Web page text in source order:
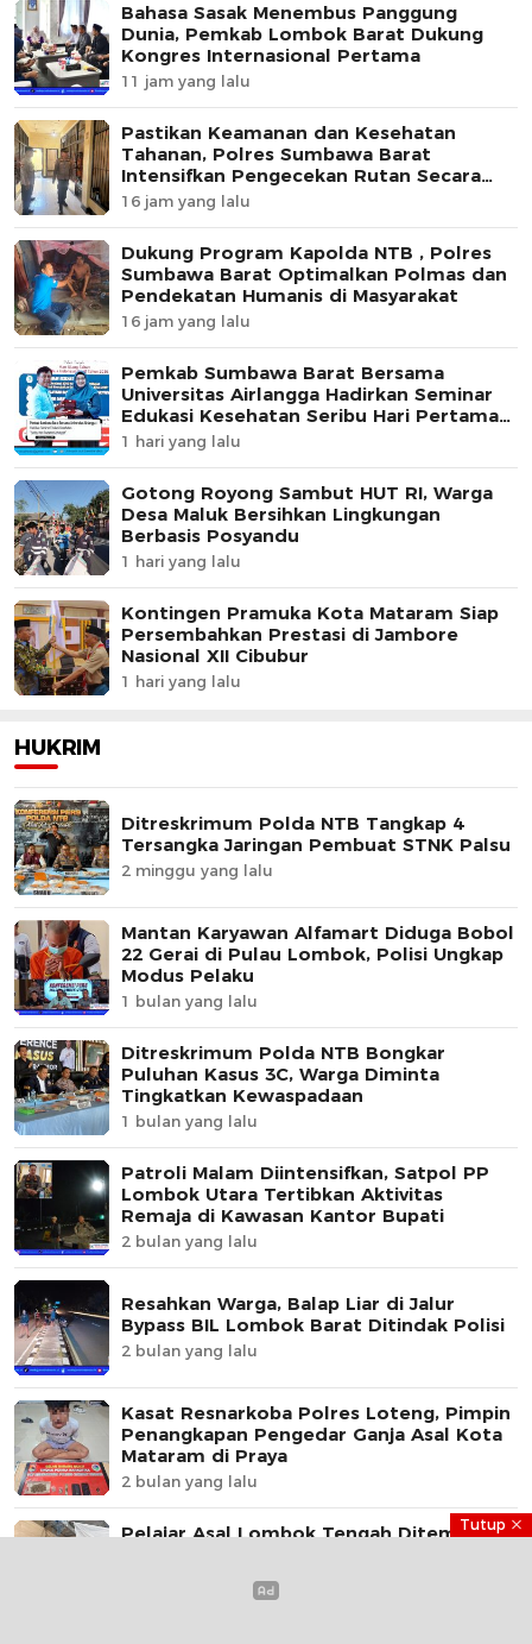
Bahasa Sasak Menembus Panggung
Dunia, Pemkab Lombok Barat Dukung
Kongres Internasional Pertama
11 jam yang lalu
Pastikan Keamanan dan Kesehatan
Tahanan, Polres Sumbawa Barat
Intensifkan Pengecekan Rutan Secara
Berkala
16 jam yang lalu
Dukung Program Kapolda NTB , Polres
Sumbawa Barat Optimalkan Polmas dan
Pendekatan Humanis di Masyarakat
16 jam yang lalu
Pemkab Sumbawa Barat Bersama
Universitas Airlangga Hadirkan Seminar
Edukasi Kesehatan Seribu Hari Pertama
Kehidupan
1 hari yang lalu
Gotong Royong Sambut HUT RI, Warga
Desa Maluk Bersihkan Lingkungan
Berbasis Posyandu
1 hari yang lalu
Kontingen Pramuka Kota Mataram Siap
Persembahkan Prestasi di Jambore
Nasional XII Cibubur
1 hari yang lalu
HUKRIM
Ditreskrimum Polda NTB Tangkap 4
Tersangka Jaringan Pembuat STNK Palsu
2 minggu yang lalu
Mantan Karyawan Alfamart Diduga Bobol
22 Gerai di Pulau Lombok, Polisi Ungkap
Modus Pelaku
1 bulan yang lalu
Ditreskrimum Polda NTB Bongkar
Puluhan Kasus 3C, Warga Diminta
Tingkatkan Kewaspadaan
1 bulan yang lalu
Patroli Malam Diintensifkan, Satpol PP
Lombok Utara Tertibkan Aktivitas
Remaja di Kawasan Kantor Bupati
2 bulan yang lalu
Resahkan Warga, Balap Liar di Jalur
Bypass BIL Lombok Barat Ditindak Polisi
2 bulan yang lalu
Kasat Resnarkoba Polres Loteng, Pimpin
Penangkapan Pengedar Ganja Asal Kota
Mataram di Praya
2 bulan yang lalu
Pelajar Asal Lombok Tengah Ditemukan
Jejak Komunikasi Terakhir Korban
2 bulan yang lalu
Tutup